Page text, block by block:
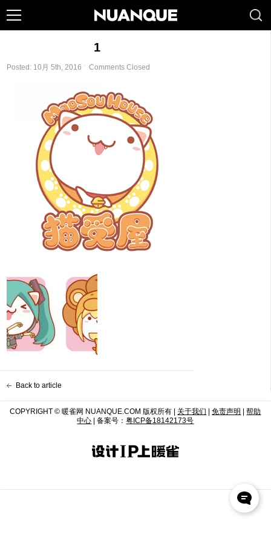
1
Posted: 10月 5th, 2016 ˑ Comments Closed
Back to article
COPYRIGHT © 暖雀网 NUANQUE.COM 版权所有 | 关于我们 |免责声明 |帮助
中心 | 备案号：粤ICP备18142173号